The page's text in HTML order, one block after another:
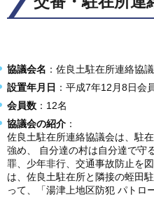
協議会名 ：佐良土駐在所連絡協
設置年月日 ：平成7年12月8日会
会員数 ：12名
協議会の紹介 ：
佐良土駐在所連絡協議会は、駐
強め、 自分達の村は自分達で守
罪、少年非行、交通事故防止を
は、佐良土駐在所と隣接の蛭田
って、「湯津上地区防犯 パトロ